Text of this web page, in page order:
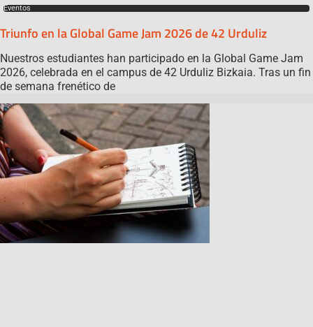
Eventos
Triunfo en la Global Game Jam 2026 de 42 Urduliz
Nuestros estudiantes han participado en la Global Game Jam
2026, celebrada en el campus de 42 Urduliz Bizkaia. Tras un fin
de semana frenético de